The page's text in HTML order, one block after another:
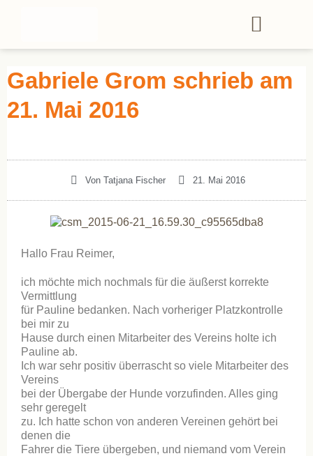
Gabriele Grom schrieb am
21. Mai 2016
VonTatjana Fischer 21. Mai 2016
Hallo Frau Reimer,
ich möchte mich nochmals für die äußerst korrekte
Vermittlung
für Pauline bedanken. Nach vorheriger Platzkontrolle
bei mir zu
Hause durch einen Mitarbeiter des Vereins holte ich
Pauline ab.
Ich war sehr positiv überrascht so viele Mitarbeiter des
Vereins
bei der Übergabe der Hunde vorzufinden. Alles ging
sehr geregelt
zu. Ich hatte schon von anderen Vereinen gehört bei
denen die
Fahrer die Tiere übergeben, und niemand vom Verein